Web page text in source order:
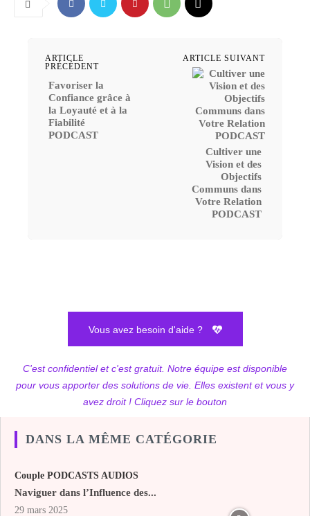
ARTICLE
PRÉCÉDENT
Favoriser la
Confiance grâce à
la Loyauté et à la
Fiabilité
PODCAST
ARTICLE SUIVANT
Cultiver une
Vision et des
Objectifs
Communs dans
Votre Relation
PODCAST
Vous avez besoin d'aide ?
C'est confidentiel et c'est gratuit. Notre équipe est disponible
pour vous apporter des solutions de vie. Elles existent et vous y
avez droit ! Cliquez sur le bouton
DANS LA MÊME CATÉGORIE
Couple PODCASTS AUDIOS
Naviguer dans l’Influence des...
29 mars 2025